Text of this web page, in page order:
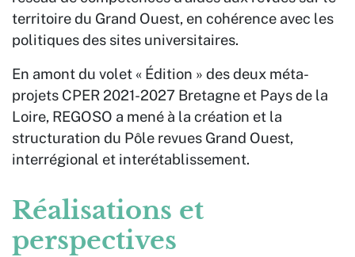
territoire du Grand Ouest, en cohérence avec les
politiques des sites universitaires.
En amont du volet « Édition » des deux méta-
projets CPER 2021-2027 Bretagne et Pays de la
Loire, REGOSO a mené à la création et la
structuration du Pôle revues Grand Ouest,
interrégional et interétablissement.
Réalisations et
perspectives